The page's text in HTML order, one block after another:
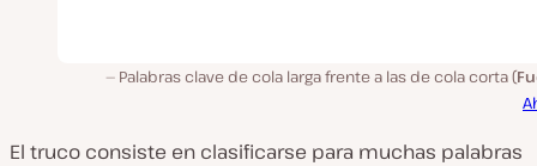
Palabras clave de cola larga frente a las de cola corta (
El truco consiste en clasificarse para muchas palabras